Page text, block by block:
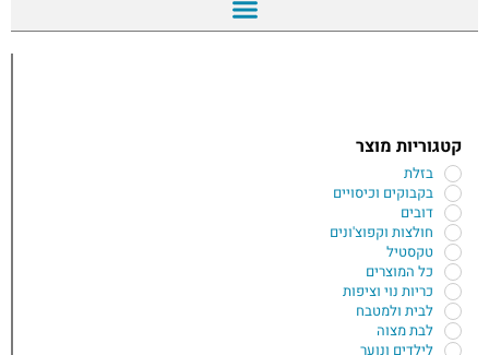
קטגוריות מוצר
בזלת
בקבוקים וכיסויים
דובים
חולצות וקפוצ'ונים
טקסטיל
כל המוצרים
כריות נוי וציפות
לבית ולמטבח
לבת מצוה
לילדים ונוער